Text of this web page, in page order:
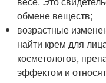
обмене веществ;
возрастные
найти крем для
косметологов,
эффектом и